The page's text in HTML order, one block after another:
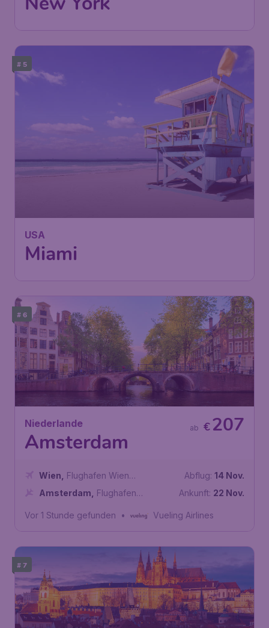
# 5
USA
Miami
# 6
Niederlande
Amsterdam
€207
ab
Wien
Flughafen Wien
Schwechat
Amsterdam
Flughafen
Abflug: 14 Nov.
Ankunft: 22 Nov.
Vor 1 Stunde gefunden • Vueling Airlines
# 7